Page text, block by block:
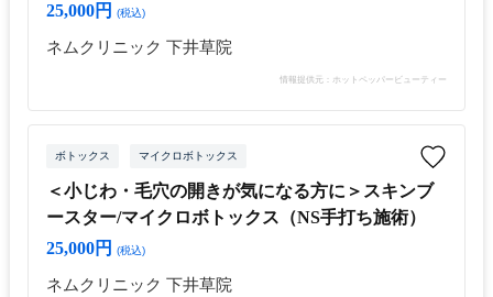
25,000円
(税込)
ネムクリニック 下井草院
情報提供元：ホットペッパービューティー
ボトックス マイクロボトックス
＜小じわ・毛穴の開きが気になる方に＞スキンブ
ースター/マイクロボトックス（NS手打ち施術）
25,000円
(税込)
ネムクリニック 下井草院